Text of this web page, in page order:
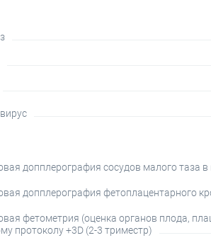
допплерография сосудов малого таза в
допплерография фетоплацентарного
фетометрия (оценка органов плода,
протоколу +3D (2-3 триместр)